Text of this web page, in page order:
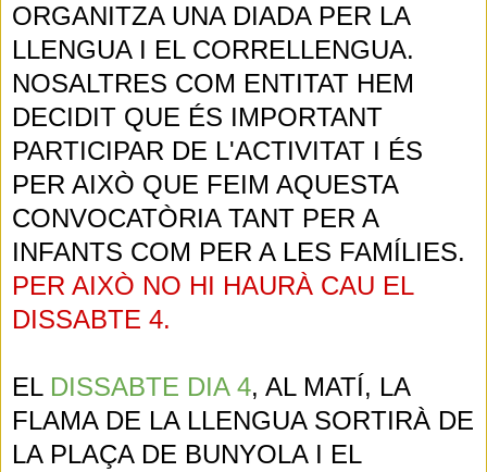
ORGANITZA UNA DIADA PER LA
LLENGUA I EL CORRELLENGUA.
NOSALTRES COM ENTITAT HEM
DECIDIT QUE ÉS IMPORTANT
PARTICIPAR DE L'ACTIVITAT I ÉS
PER AIXÒ QUE FEIM AQUESTA
CONVOCATÒRIA TANT PER A
INFANTS COM PER A LES FAMÍLIES.
PER AIXÒ NO HI HAURÀ CAU EL
DISSABTE 4.
EL DISSABTE DIA 4, AL MATÍ, LA
FLAMA DE LA LLENGUA SORTIRÀ DE
LA PLAÇA DE BUNYOLA I EL